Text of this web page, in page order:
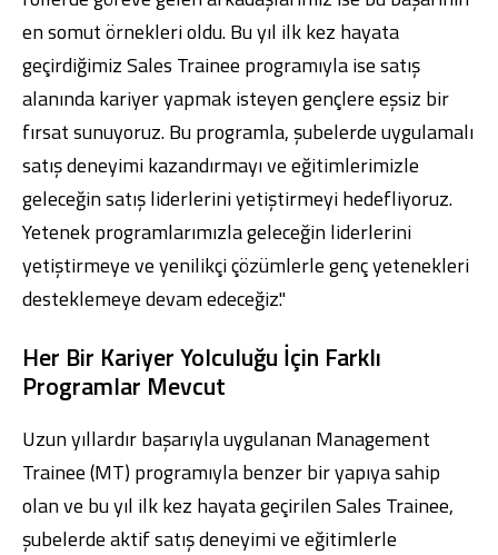
en somut örnekleri oldu. Bu yıl ilk kez hayata
geçirdiğimiz Sales Trainee programıyla ise satış
alanında kariyer yapmak isteyen gençlere eşsiz bir
fırsat sunuyoruz. Bu programla, şubelerde uygulamalı
satış deneyimi kazandırmayı ve eğitimlerimizle
geleceğin satış liderlerini yetiştirmeyi hedefliyoruz.
Yetenek programlarımızla geleceğin liderlerini
yetiştirmeye ve yenilikçi çözümlerle genç yetenekleri
desteklemeye devam edeceğiz."
Her Bir Kariyer Yolculuğu İçin Farklı
Programlar Mevcut
Uzun yıllardır başarıyla uygulanan Management
Trainee (MT) programıyla benzer bir yapıya sahip
olan ve bu yıl ilk kez hayata geçirilen Sales Trainee,
şubelerde aktif satış deneyimi ve eğitimlerle